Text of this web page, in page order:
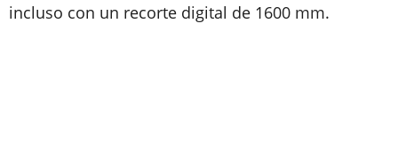
incluso con un recorte digital de 1600 mm.